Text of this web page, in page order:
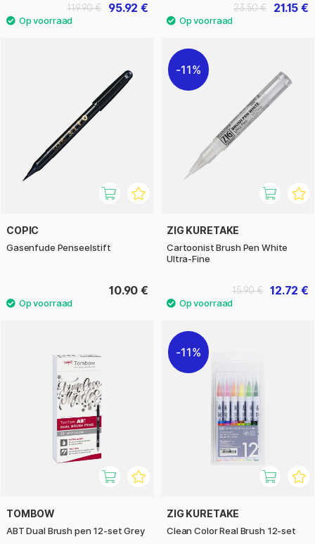
95.92 €
119.90 € 21.15 €
23.50 €
COPIC
Gasenfude Penseelstift
10.90 €
11%
ZIG KURETAKE
Cartoonist Brush Pen White
Ultra-Fine
12.72 €
15.90 €
TOMBOW
ABT Dual Brush pen 12-set Grey
11%
ZIG KURETAKE
Clean Color Real Brush 12-set